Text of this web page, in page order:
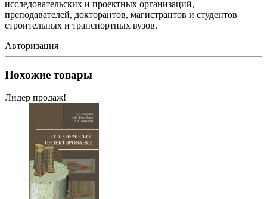
исследовательских и проектных организаций,
преподавателей, докторантов, магистрантов и студентов
строительных и транспортных вузов.
Авторизация
Похожие товары
Лидер продаж!